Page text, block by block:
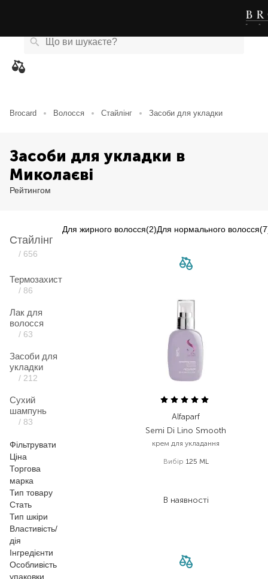
Brocard Волосся Стайлінг Засоби для укладки
Засоби для укладки в
Миколаєві
Рейтингом
Стайлінг
/ 656
Термозахист
/ 86
Лак для
волосся
/ 63
Засоби для
укладки
/ 212
Сухий
шампунь
/ 83
Фільтрувати
Ціна
Торгова
марка
Тип товару
Стать
Тип шкіри
Властивість/
дія
Інгредієнти
Особливість
упаковки
Для жирного волосся(2)Для нормального волосся
Alfaparf
Semi Di Lino Smooth
крем для укладання
Вибір 125 ML
В наявності